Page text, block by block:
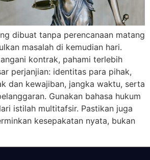
dibuat tanpa perencanaan matang
masalah di kemudian hari.
kontrak, pahami terlebih
perjanjian: identitas para pihak,
dan kewajiban, jangka waktu, serta
Gunakan bahasa hukum
istilah multitafsir. Pastikan juga
kesepakatan nyata, bukan